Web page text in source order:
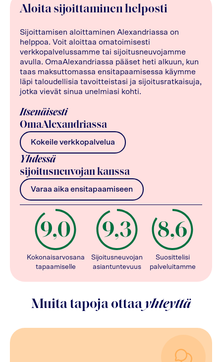
Aloita sijoittaminen helposti
Sijoittamisen aloittaminen Alexandriassa on
helppoa. Voit aloittaa omatoimisesti
verkkopalvelussamme tai sijoitusneuvojamme
avulla. OmaAlexandriassa pääset heti alkuun, kun
taas maksuttomassa ensitapaamisessa käymme
läpi taloudellisia tavoitteistasi ja sijoitusratkaisuja,
jotka vievät sinua unelmiasi kohti.
Itsenäisesti
OmaAlexandriassa
Kokeile verkkopalvelua
Yhdessä
sijoitusneuvojan kanssa
Varaa aika ensitapaamiseen
Kokonaisarvosana
tapaamiselle
Sijoitusneuvojan
asiantuntevuus
Suosittelisi
palveluitamme
Muita tapoja ottaayhteyttä